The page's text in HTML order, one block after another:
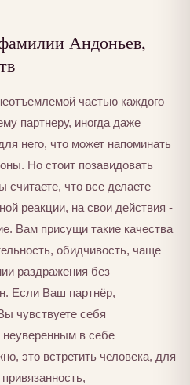
Андоньев,
частью каждого
партнеру, иногда даже
него, что может напоминать
Но стоит позавидовать
считаете, что все делаете
реакции, на свои действия -
Вам присущи такие качества
обидчивость, чаще
раздражения без
Если Ваш партнёр,
чувствуете себя
в себе
это встретить человека, для